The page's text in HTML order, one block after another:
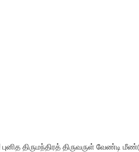
புனித திருமந்திரத் திருவருள்